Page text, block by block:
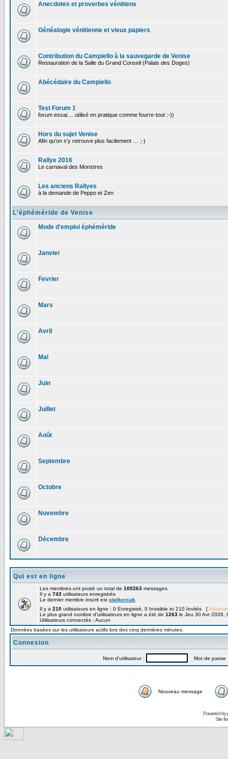
Anecdotes et proverbes vénitiens
Généalogie vénitienne et vieux papiers
Contribution du Campiello à la sauvegarde de Venise
Restauration de la Salle du Grand Conseil (Palais des Doges)
Abécédaire du Campiello
Test Forum 1
forum essai.... utilisé en pratique comme fourre-tout :-))
Hors du sujet Venise
Afin qu'on s'y retrouve plus facilement … ;-)
Rallye 2016
Le carnaval des Monstres
Les anciens Rallyes
à la demande de Peppo et Zen
L'éphéméride de Venise
Mode d'emploi éphéméride
Janvier
Fevrier
Mars
Avril
Mai
Juin
Juillet
Août
Septembre
Octobre
Novembre
Décembre
Qui est en ligne
Les membres ont posté un total de 100263 messages
Il y a 743 utilisateurs enregistrés
Le dernier membre inscrit est stalkercak
Il y a 210 utilisateurs en ligne : 0 Enregistré, 0 Invisible et 210 Invités [
Le plus grand nombre d'utilisateurs en ligne a été de 1263 le Jeu 30 Avr 2026,
Utilisateurs connectés : Aucun
Données basées sur les utilisateurs actifs lors des cinq dernières minutes.
Connexion
Nom d'utilisateur : Mot de passe
Nouveau message
Powered by
Site